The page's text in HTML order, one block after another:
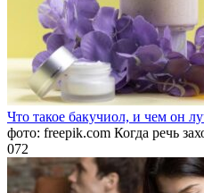
Что такое бакучиол, и чем он
фото: freepik.com Когда речь
072